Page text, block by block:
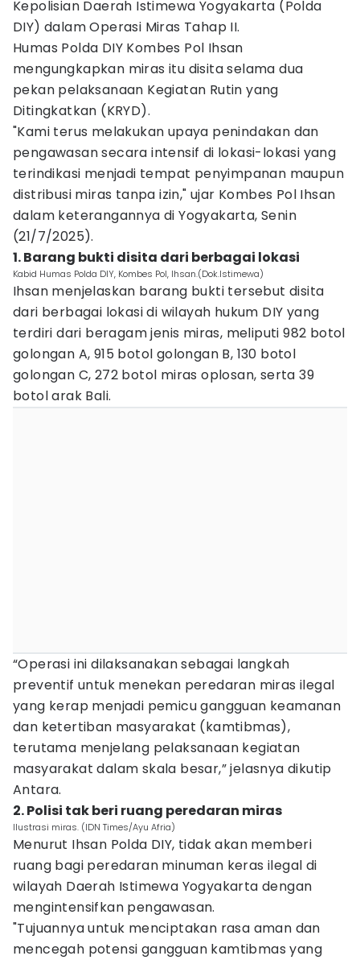
Kepolisian Daerah Istimewa Yogyakarta (Polda
DIY) dalam Operasi Miras Tahap II.
Humas Polda DIY Kombes Pol Ihsan
mengungkapkan miras itu disita selama dua
pekan pelaksanaan Kegiatan Rutin yang
Ditingkatkan (KRYD).
"Kami terus melakukan upaya penindakan dan
pengawasan secara intensif di lokasi-lokasi yang
terindikasi menjadi tempat penyimpanan maupun
distribusi miras tanpa izin," ujar Kombes Pol Ihsan
dalam keterangannya di Yogyakarta, Senin
(21/7/2025).
1. Barang bukti disita dari berbagai lokasi
Kabid Humas Polda DIY, Kombes Pol, Ihsan.(Dok.Istimewa)
Ihsan menjelaskan barang bukti tersebut disita
dari berbagai lokasi di wilayah hukum DIY yang
terdiri dari beragam jenis miras, meliputi 982 botol
golongan A, 915 botol golongan B, 130 botol
golongan C, 272 botol miras oplosan, serta 39
botol arak Bali.
“Operasi ini dilaksanakan sebagai langkah
preventif untuk menekan peredaran miras ilegal
yang kerap menjadi pemicu gangguan keamanan
dan ketertiban masyarakat (kamtibmas),
terutama menjelang pelaksanaan kegiatan
masyarakat dalam skala besar,” jelasnya dikutip
Antara.
2. Polisi tak beri ruang peredaran miras
Ilustrasi miras. (IDN Times/Ayu Afria)
Menurut Ihsan Polda DIY, tidak akan memberi
ruang bagi peredaran minuman keras ilegal di
wilayah Daerah Istimewa Yogyakarta dengan
mengintensifkan pengawasan.
"Tujuannya untuk menciptakan rasa aman dan
mencegah potensi gangguan kamtibmas yang